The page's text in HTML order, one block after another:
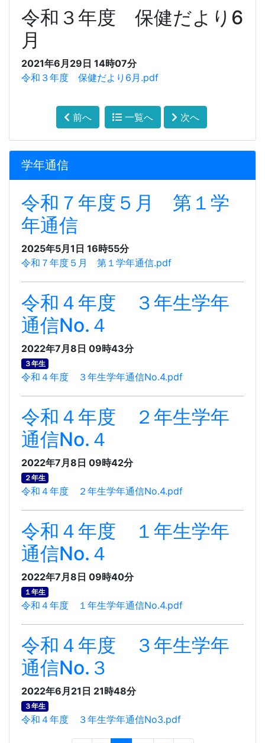
令和３年度 保健だより6
月
2021年6月29日 14時07分
令和３年度 保健だより6月.pdf
前へ 一覧へ 次へ
学年通信
令和７年度５月 第１学
年通信
2025年5月1日 16時55分
令和７年度５月 第１学年通信.pdf
令和４年度 ３年生学年
通信No.４
2022年7月8日 09時43分
３年生
令和４年度 ３年生学年通信No.4.pdf
令和４年度 ２年生学年
通信No.４
2022年7月8日 09時42分
２年生
令和４年度 ２年生学年通信No.4.pdf
令和４年度 １年生学年
通信No.４
2022年7月8日 09時40分
１年生
令和４年度 １年生学年通信No.4.pdf
令和４年度 ３年生学年
通信No.３
2022年6月21日 21時48分
３年生
令和４年度 ３年生学年通信No3.pdf